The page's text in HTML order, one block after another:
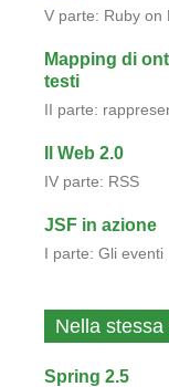
V parte: Ruby on
Mapping di
testi
II parte:
Il Web 2.0
IV parte: RSS
JSF in azione
I parte: Gli eventi
Nella stessa
Spring 2.5